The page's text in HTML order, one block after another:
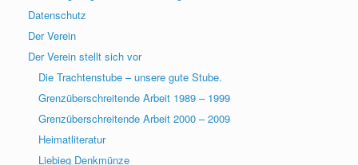
Datenschutz
Der Verein
Der Verein stellt sich vor
Die Trachtenstube – unsere gute Stube.
Grenzüberschreitende Arbeit 1989 – 1999
Grenzüberschreitende Arbeit 2000 – 2009
Heimatliteratur
Liebieg Denkmünze